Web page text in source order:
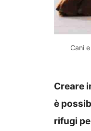
Cani
Creare
è
rifugi